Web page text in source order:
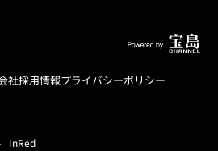
社採用情報プライバシーポリシー
InRed